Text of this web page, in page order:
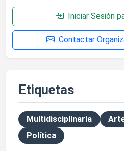
Iniciar Sesión
Contactar
Etiquetas
Multidisciplinaria
Política